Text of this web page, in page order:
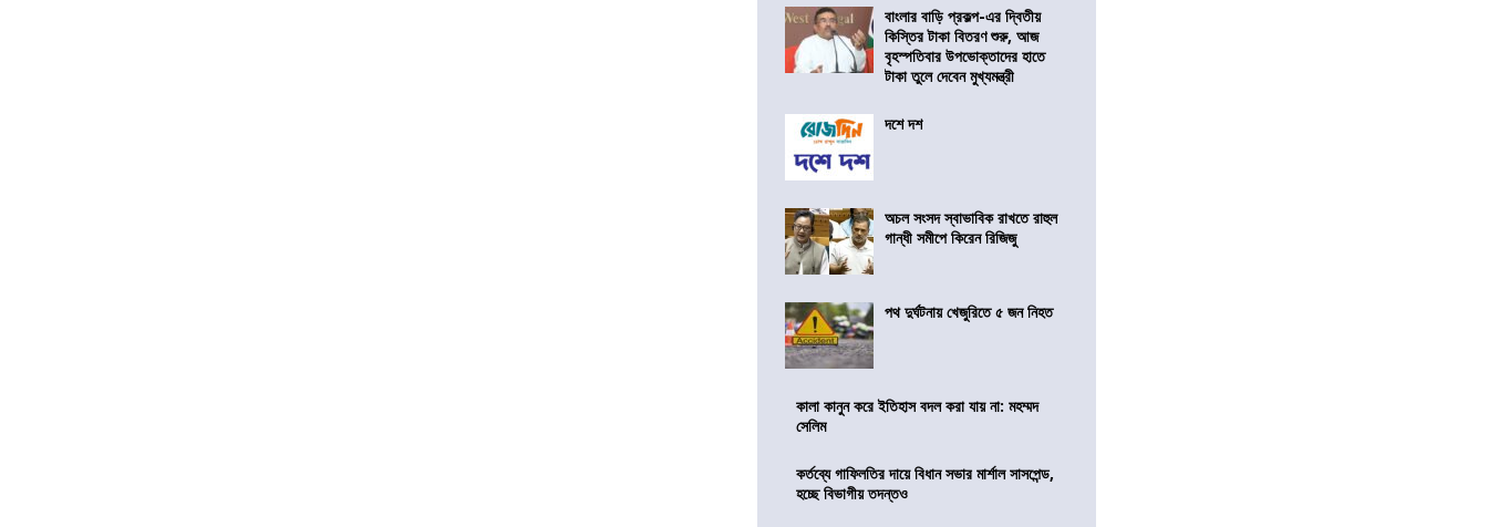
বাংলার বাড়ি প্রকল্প-এর দ্বিতীয়
কিস্তির টাকা বিতরণ শুরু, আজ
বৃহস্পতিবার উপভোক্তাদের হাতে
টাকা তুলে দেবেন মুখ্যমন্ত্রী
দশে দশ
অচল সংসদ স্বাভাবিক রাখতে রাহুল
গান্ধী সমীপে কিরেন রিজিজু
পথ দুর্ঘটনায় খেজুরিতে ৫ জন নিহত
কালা কানুন করে ইতিহাস বদল করা যায় না: মহম্মদ
সেলিম
কর্তব্যে গাফিলতির দায়ে বিধান সভার মার্শাল সাসপেন্ড,
হচ্ছে বিভাগীয় তদন্তও